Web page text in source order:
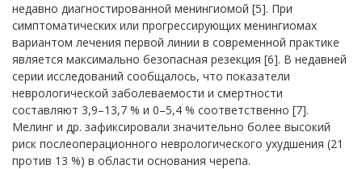
недавно диагностированной менингиомой [5]. При
симптоматических или прогрессирующих менингиомах
вариантом лечения первой линии в современной практике
является максимально безопасная резекция [6]. В недавней
серии исследований сообщалось, что показатели
неврологической заболеваемости и смертности
составляют 3,9–13,7 % и 0–5,4 % соответственно [7].
Мелинг и др. зафиксировали значительно более высокий
риск послеоперационного неврологического ухудшения (21
против 13 %) в области основания черепа.